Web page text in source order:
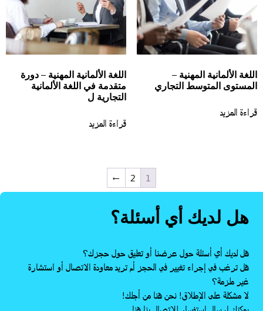
الألمانية المهنية –
المتوسط التجاري
المزيد
اللغة الألمانية المهنية – دورة
متقدمة في اللغة الألمانية
التجارية ل
قراءة المزيد
هل لديك أي أسئلة؟
هل لديك أي أسئلة حول عرضنا أو تعليق حول حجزك؟
هل ترغب في إجراء تغيير في الحجز أم تريد معاودة الاتصال أو استشارة
غير ملزمة؟
لا مشكلة على الإطلاق! نحن هنا من أجلك!